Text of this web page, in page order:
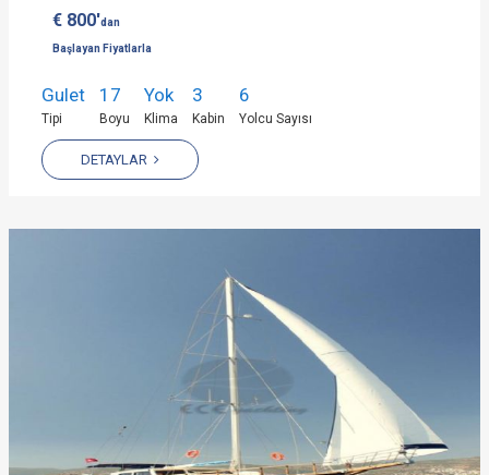
€ 800'dan
Başlayan Fiyatlarla
Gulet
Tipi
17
Boyu
Yok
Klima
3
Kabin
6
Yolcu Sayısı
DETAYLAR